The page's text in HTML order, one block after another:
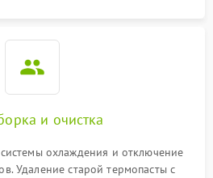
и очистка
охлаждения и отключение
Удаление старой термопасты с